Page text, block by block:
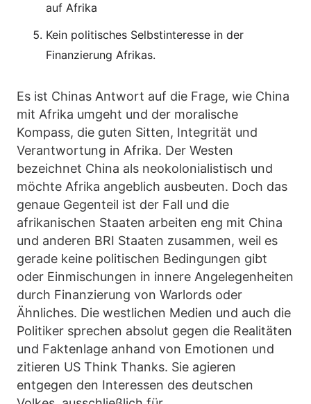
auf Afrika
Kein politisches Selbstinteresse in der
Finanzierung Afrikas.
Es ist Chinas Antwort auf die Frage, wie China
mit Afrika umgeht und der moralische
Kompass, die guten Sitten, Integrität und
Verantwortung in Afrika. Der Westen
bezeichnet China als neokolonialistisch und
möchte Afrika angeblich ausbeuten. Doch das
genaue Gegenteil ist der Fall und die
afrikanischen Staaten arbeiten eng mit China
und anderen BRI Staaten zusammen, weil es
gerade keine politischen Bedingungen gibt
oder Einmischungen in innere Angelegenheiten
durch Finanzierung von Warlords oder
Ähnliches. Die westlichen Medien und auch die
Politiker sprechen absolut gegen die Realitäten
und Faktenlage anhand von Emotionen und
zitieren US Think Thanks. Sie agieren
entgegen den Interessen des deutschen